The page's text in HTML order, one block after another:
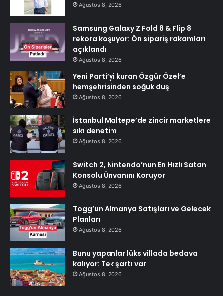
Ağustos 8, 2026
Samsung Galaxy Z Fold 8 & Flip 8
rekora koşuyor: Ön sipariş rakamları
açıklandı
Ağustos 8, 2026
Yeni Parti’yi kuran Özgür Özel’e
hemşehrisinden soğuk duş
Ağustos 8, 2026
İstanbul Maltepe’de zincir marketlere
sıkı denetim
Ağustos 8, 2026
Switch 2, Nintendo’nun En Hızlı Satan
Konsolu Ünvanını Koruyor
Ağustos 8, 2026
Togg’un Almanya Satışları ve Gelecek
Planları
Ağustos 8, 2026
Bunu yapanlar lüks villada bedava
kalıyor: Tek şartı var
Ağustos 8, 2026